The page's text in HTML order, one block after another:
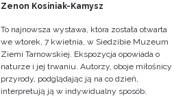
Zenon Kosiniak-Kamysz
To najnowsza wystawa, która została otwarta
we wtorek, 7 kwietnia, w Siedzibie Muzeum
Ziemi Tarnowskiej. Ekspozycja opowiada o
naturze i jej trwaniu. Autorzy, oboje miłośnicy
przyrody, podglądając ją na co dzień,
interpretują ją w indywidualny sposób.